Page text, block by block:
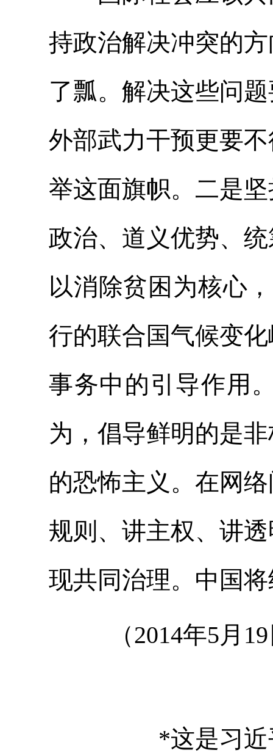
持政治解决冲突的
了瓢。解决这些问
外部武力干预更要
举这面旗帜。二是
政治、道义优势、
以消除贫困为核心
行的联合国气候变
事务中的引导作用
为，倡导鲜明的是
的恐怖主义。在网
规则、讲主权、讲
现共同治理。中国
（2014年5月19
*这是习近平在